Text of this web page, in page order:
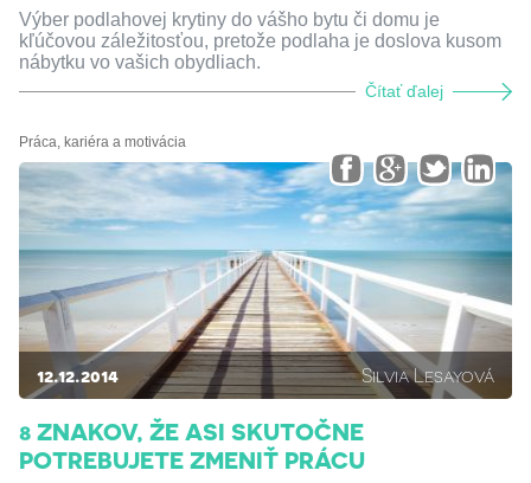
Výber podlahovej krytiny do vášho bytu či domu je
kľúčovou záležitosťou, pretože podlaha je doslova kusom
nábytku vo vašich obydliach.
Čítať ďalej
Práca, kariéra a motivácia
12.12.2014 Silvia Lesayová
8 ZNAKOV, ŽE ASI SKUTOČNE
POTREBUJETE ZMENIŤ PRÁCU